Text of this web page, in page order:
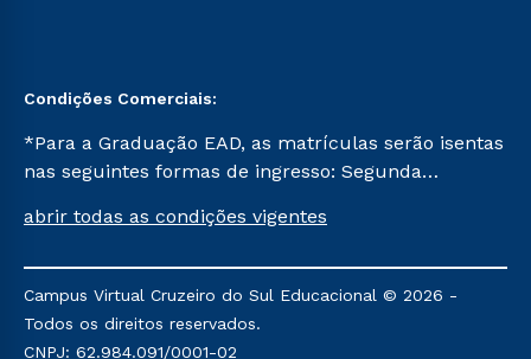
Condições Comerciais:
*Para a Graduação EAD, as matrículas serão isentas
nas seguintes formas de ingresso: Segunda
Já para as demais, a taxa de matrícula será de R$
mencionadas são referentes aos cursos: Ensino
Religioso, Geografia para a Docência e Metodologia
do Ensino de História: Questões Atuais.
abrir todas as condições vigentes
Campus Virtual Cruzeiro do Sul Educacional © 2026 -
Todos os direitos reservados.
CNPJ: 62.984.091/0001-02